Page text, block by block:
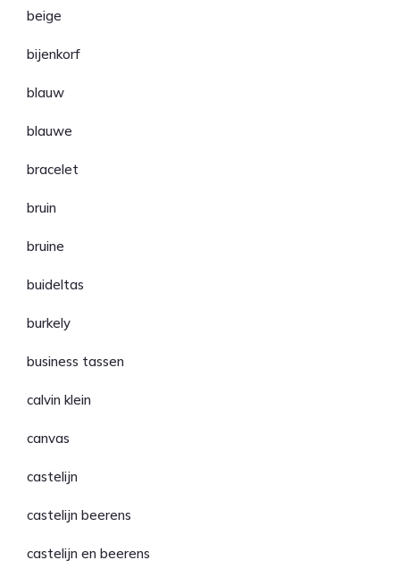
beige
bijenkorf
blauw
blauwe
bracelet
bruin
bruine
buideltas
burkely
business tassen
calvin klein
canvas
castelijn
castelijn beerens
castelijn en beerens